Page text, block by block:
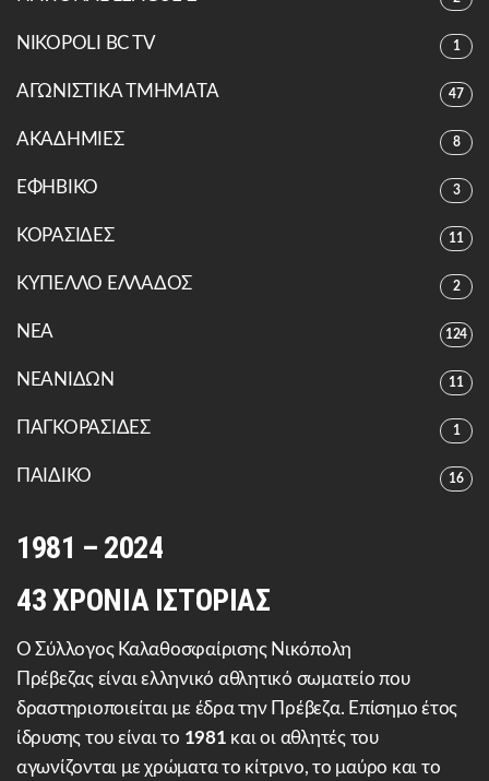
NIKOPOLI BC TV 1
ΑΓΩΝΙΣΤΙΚΑ ΤΜΗΜΑΤΑ 47
ΑΚΑΔΗΜΙΕΣ 8
ΕΦΗΒΙΚΟ 3
ΚΟΡΑΣΙΔΕΣ 11
ΚΥΠΕΛΛΟ ΕΛΛΑΔΟΣ 2
ΝΕΑ 124
ΝΕΑΝΙΔΩΝ 11
ΠΑΓΚΟΡΑΣΙΔΕΣ 1
ΠΑΙΔΙΚΟ 16
1981 – 2024
43 ΧΡΟΝΙΑ ΙΣΤΟΡΙΑΣ
Ο Σύλλογος Καλαθοσφαίρισης Νικόπολη
Πρέβεζας είναι ελληνικό αθλητικό σωματείο που
δραστηριοποιείται με έδρα την Πρέβεζα. Επίσημο έτος
ίδρυσης του είναι το 1981 και οι αθλητές του
αγωνίζονται με χρώματα το κίτρινο, το μαύρο και το